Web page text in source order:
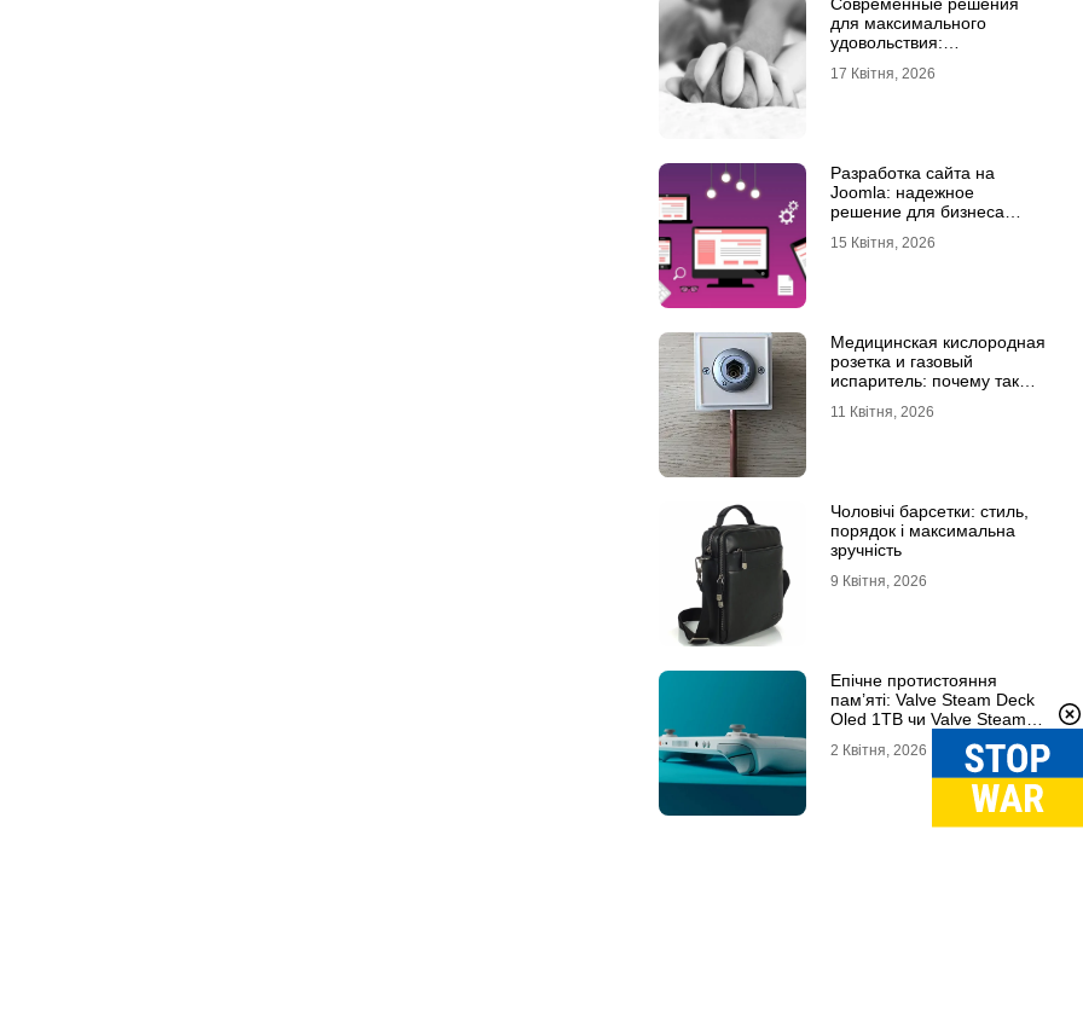
для максимального
удовольствия:
и Womanizer для женщин
17 Квітня, 2026
Разработка сайта на
Joomla: надежное
решение для бизнеса
15 Квітня, 2026
Медицинская кислородная
розетка и газовый
испаритель: почему так
качественное
11 Квітня, 2026
Чоловічі барсетки: стиль,
порядок і максимальна
зручність
9 Квітня, 2026
Епічне протистояння
пам’яті: Valve Steam Deck
Oled 1TB чи Valve Steam
2 Квітня, 2026